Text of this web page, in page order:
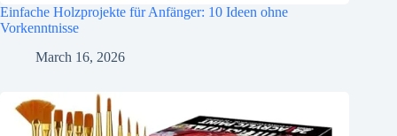
Einfache Holzprojekte für Anfänger: 10 Ideen ohne
Vorkenntnisse
March 16, 2026